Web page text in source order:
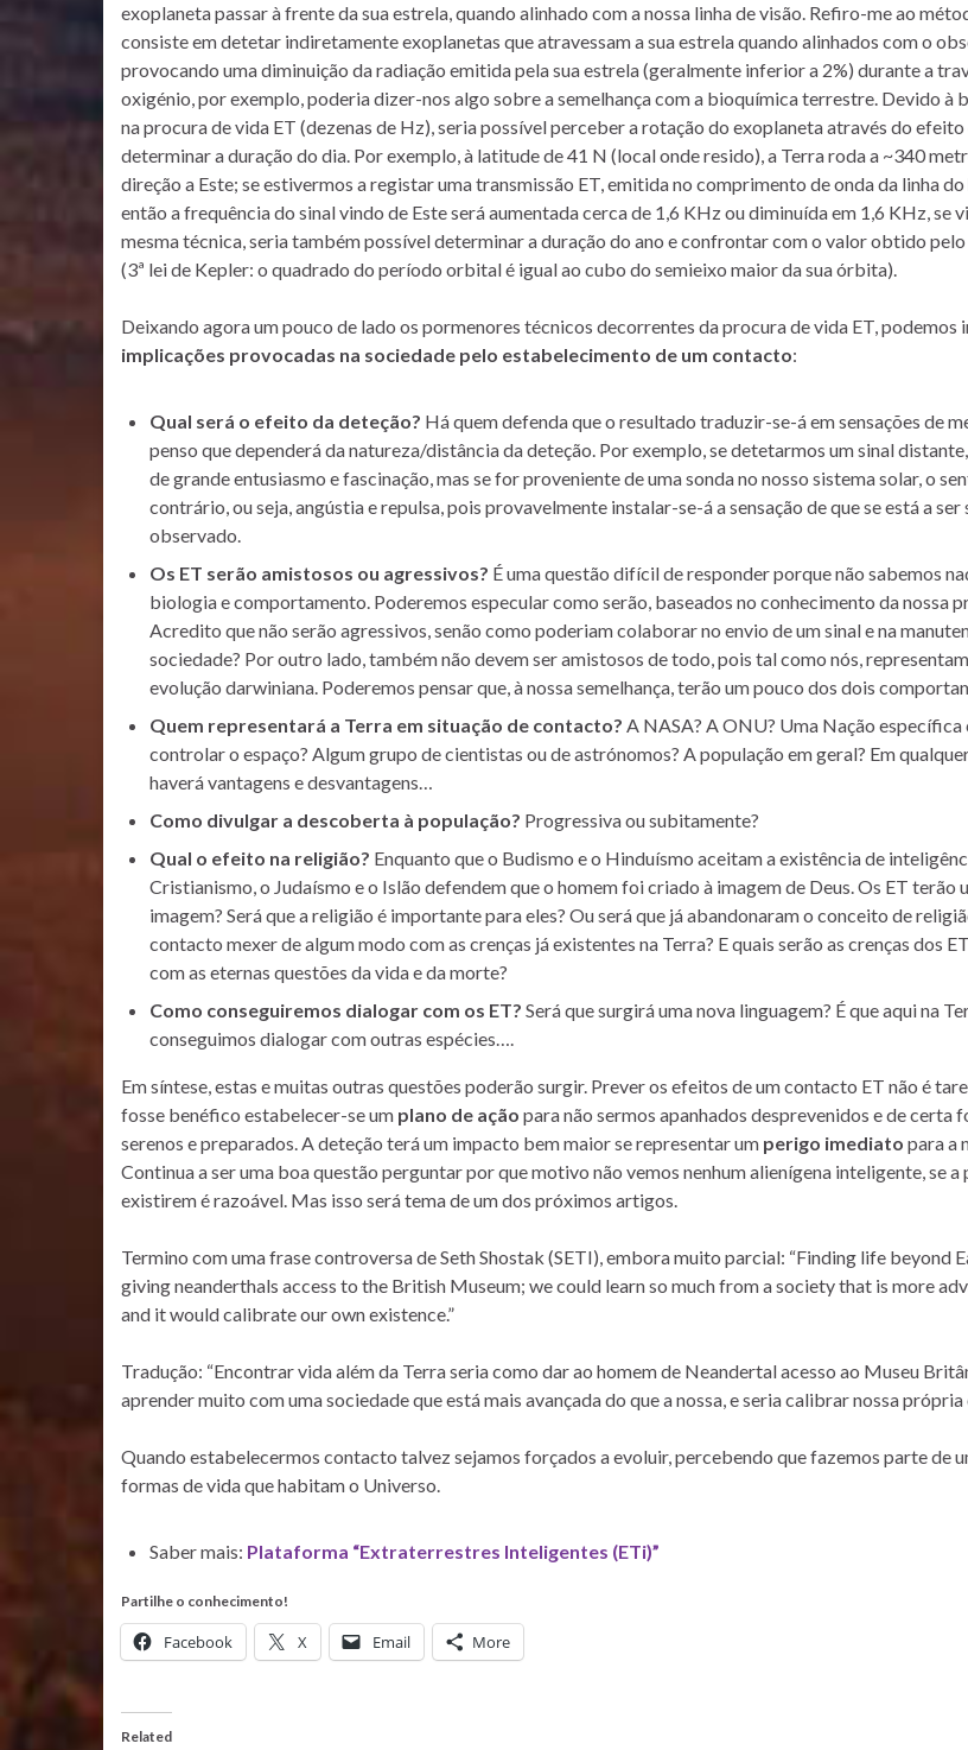
exoplaneta passar à frente da sua estrela, quando alinhado com a nossa linha de visão. Refiro-me ao
consiste em detetar indiretamente exoplanetas que atravessam a sua estrela quando alinhados com o
provocando uma diminuição da radiação emitida pela sua estrela (geralmente inferior a 2%) durante a
oxigénio, por exemplo, poderia dizer-nos algo sobre a semelhança com a bioquímica terrestre. Devido à
na procura de vida ET (dezenas de Hz), seria possível perceber a rotação do exoplaneta através do
determinar a duração do dia. Por exemplo, à latitude de 41 N (local onde resido), a Terra roda a ~340
direção a Este; se estivermos a registar uma transmissão ET, emitida no comprimento de onda da linha
então a frequência do sinal vindo de Este será aumentada cerca de 1,6 KHz ou diminuída em 1,6 KHz, se
mesma técnica, seria também possível determinar a duração do ano e confrontar com o valor obtido
(3ª lei de Kepler: o quadrado do período orbital é igual ao cubo do semieixo maior da sua órbita).
Deixando agora um pouco de lado os pormenores técnicos decorrentes da procura de vida ET, podemos
implicações provocadas na sociedade pelo estabelecimento de um contacto:
Qual será o efeito da deteção? Há quem defenda que o resultado traduzir-se-á em sensações de
penso que dependerá da natureza/distância da deteção. Por exemplo, se detetarmos um sinal
de grande entusiasmo e fascinação, mas se for proveniente de uma sonda no nosso sistema solar, o
contrário, ou seja, angústia e repulsa, pois provavelmente instalar-se-á a sensação de que se está a ser
observado.
Os ET serão amistosos ou agressivos? É uma questão difícil de responder porque não sabemos
biologia e comportamento. Poderemos especular como serão, baseados no conhecimento da nossa
Acredito que não serão agressivos, senão como poderiam colaborar no envio de um sinal e na
sociedade? Por outro lado, também não devem ser amistosos de todo, pois tal como nós,
evolução darwiniana. Poderemos pensar que, à nossa semelhança, terão um pouco dos dois
Quem representará a Terra em situação de contacto? A NASA? A ONU? Uma Nação específica
controlar o espaço? Algum grupo de cientistas ou de astrónomos? A população em geral? Em
haverá vantagens e desvantagens…
Como divulgar a descoberta à população? Progressiva ou subitamente?
Qual o efeito na religião? Enquanto que o Budismo e o Hinduísmo aceitam a existência de
Cristianismo, o Judaísmo e o Islão defendem que o homem foi criado à imagem de Deus. Os ET terão
imagem? Será que a religião é importante para eles? Ou será que já abandonaram o conceito de
contacto mexer de algum modo com as crenças já existentes na Terra? E quais serão as crenças dos
com as eternas questões da vida e da morte?
Como conseguiremos dialogar com os ET? Será que surgirá uma nova linguagem? É que aqui na
conseguimos dialogar com outras espécies….
Em síntese, estas e muitas outras questões poderão surgir. Prever os efeitos de um contacto ET não é
fosse benéfico estabelecer-se um plano de ação para não sermos apanhados desprevenidos e de certa
serenos e preparados. A deteção terá um impacto bem maior se representar um perigo imediato para a
Continua a ser uma boa questão perguntar por que motivo não vemos nenhum alienígena inteligente, se
existirem é razoável. Mas isso será tema de um dos próximos artigos.
Termino com uma frase controversa de Seth Shostak (SETI), embora muito parcial: “Finding life beyond
giving neanderthals access to the British Museum; we could learn so much from a society that is more
and it would calibrate our own existence.”
Tradução: “Encontrar vida além da Terra seria como dar ao homem de Neandertal acesso ao Museu
aprender muito com uma sociedade que está mais avançada do que a nossa, e seria calibrar nossa própria
Quando estabelecermos contacto talvez sejamos forçados a evoluir, percebendo que fazemos parte de
formas de vida que habitam o Universo.
Saber mais: Plataforma “Extraterrestres Inteligentes (ETi)”
Partilhe o conhecimento!
Facebook X Email More
Related